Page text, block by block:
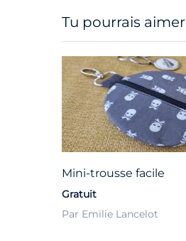
Tu pourrais aimer
Mini-trousse facile
Gratuit
Par Emilie Lancelot